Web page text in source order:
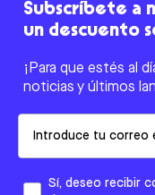
Subscríbete a
un descuento
¡Para que estés al
noticias y últimos
Sí, deseo recibir